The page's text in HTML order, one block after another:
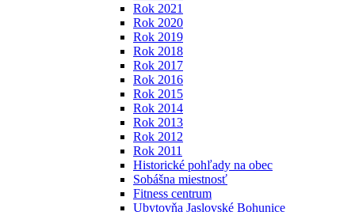
Rok 2021
Rok 2020
Rok 2019
Rok 2018
Rok 2017
Rok 2016
Rok 2015
Rok 2014
Rok 2013
Rok 2012
Rok 2011
Historické pohľady na obec
Sobášna miestnosť
Fitness centrum
Ubytovňa Jaslovské Bohunice